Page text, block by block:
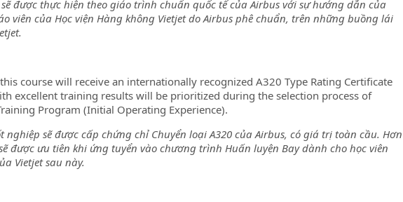
được thực hiện theo giáo trình chuẩn quốc tế của Airbus với sự hướng dẫn của
viên của Học viện Hàng không Vietjet do Airbus phê chuẩn, trên những buồng lái
course will receive an internationally recognized A320 Type Rating Certificate
excellent training results will be prioritized during the selection process of
Program (Initial Operating Experience).
nghiệp sẽ được cấp chứng chỉ Chuyển loại A320 của Airbus, có giá trị toàn cầu. Hơn
được ưu tiên khi ứng tuyển vào chương trình Huấn luyện Bay dành cho học viên
Vietjet sau này.